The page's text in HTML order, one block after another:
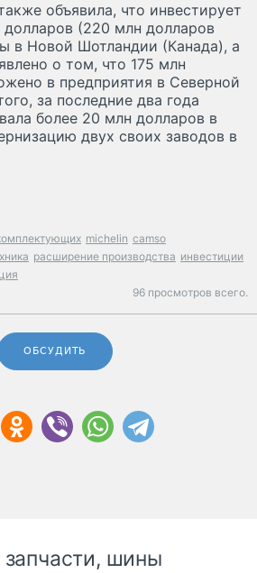
объявила, что инвестирует
(220 млн долларов
в Новой Шотландии (Канада), а
о том, что 175 млн
в предприятия в Северной
за последние два года
более 20 млн долларов в
двух своих заводов в
michelin camso
расширение производства инвестиции
96 просмотров всего.
ОБСУДИТЬ
шины